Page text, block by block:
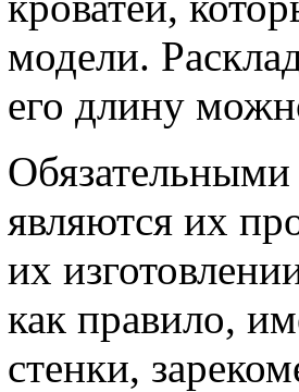
модели.
его длину
Обязательными
являются их
их
как правило,
стенки,